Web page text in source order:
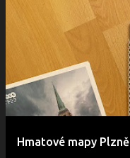
í
s
Hmatové mapy Plzně